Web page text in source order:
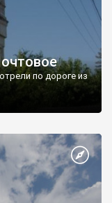
по дороге из